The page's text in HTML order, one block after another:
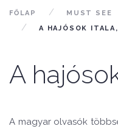
FŐLAP MUST SEE
A HAJÓSOK
A
A magyar olvasók